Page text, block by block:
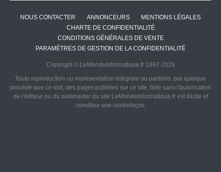
NOUS CONTACTER ANNONCEURS
MENTIONS LÉGALES
CHARTE DE CONFIDENTIALITÉ
CONDITIONS GÉNÉRALES DE VENTE
PARAMÈTRES DE GESTION DE LA CONFIDENTIALITÉ
Copyright © LeMondeInformatique.fr 1997-2026
Toute reproduction ou représentation intégrale ou partielle, par quelque
procédé que ce soit, des pages publiées sur ce site, faite sans l'autorisation
de l'éditeur ou du webmaster du site LeMondeInformatique.fr est illicite et
constitue une contrefaçon.